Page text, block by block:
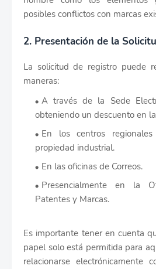
posibles conflictos con marcas
2. Presentación de la
La solicitud de registro puede
maneras:
A través de la Sede
obteniendo un descuento en
En los centros
propiedad industrial.
En las oficinas de Correos.
Presencialmente en la
Patentes y Marcas.
Es importante tener en cuenta
papel solo está permitida para
relacionarse electrónicamente